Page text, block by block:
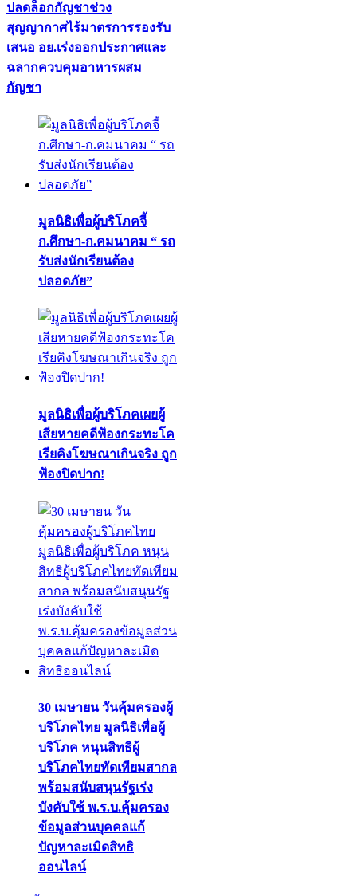
ปลดล็อกกัญชาช่วง
สุญญากาศไร้มาตรการรองรับ
เสนอ อย.เร่งออกประกาศและ
ฉลากควบคุมอาหารผสม
กัญชา
มูลนิธิเพื่อผู้บริโภคจี้
ก.ศึกษา-ก.คมนาคม “ รถ
รับส่งนักเรียนต้อง
ปลอดภัย”
มูลนิธิเพื่อผู้บริโภคเผยผู้
เสียหายคดีฟ้องกระทะโค
เรียคิงโฆษณาเกินจริง ถูก
ฟ้องปิดปาก!
30 เมษายน วันคุ้มครองผู้
บริโภคไทย มูลนิธิเพื่อผู้
บริโภค หนุนสิทธิผู้
บริโภคไทยทัดเทียมสากล
พร้อมสนับสนุนรัฐเร่ง
บังคับใช้ พ.ร.บ.คุ้มครอง
ข้อมูลส่วนบุคคลแก้
ปัญหาละเมิดสิทธิ
ออนไลน์